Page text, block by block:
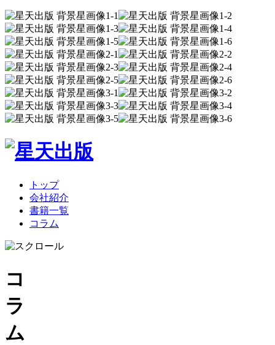
トップ
会社紹介
書籍一覧
コラム
コ
ラ
ム